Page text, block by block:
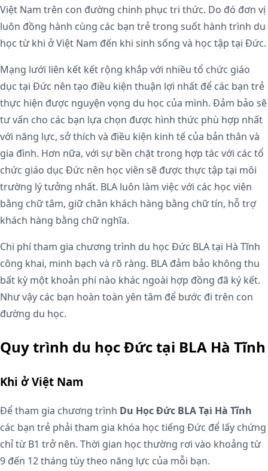
Việt Nam trên con đường chinh phục tri thức. Do đó đơn vị
luôn đồng hành cùng các bạn trẻ trong suốt hành trình du
học từ khi ở Việt Nam đến khi sinh sống và học tập tại Đức.
Mạng lưới liên kết kết rộng khắp với nhiều tổ chức giáo
dục tại Đức nên tạo điều kiện thuận lợi nhất để các bạn trẻ
thực hiện được nguyện vọng du học của mình. Đảm bảo sẽ
tư vấn cho các bạn lựa chọn được hình thức phù hợp nhất
với năng lực, sở thích và điều kiện kinh tế của bản thân và
gia đình. Hơn nữa, với sự bền chặt trong hợp tác với các tổ
chức giáo dục Đức nên học viên sẽ được thực tập tại môi
trường lý tưởng nhất. BLA luôn làm việc với các học viên
bằng chữ tâm, giữ chân khách hàng bằng chữ tín, hỗ trợ
khách hàng bằng chữ nghĩa.
Chi phí tham gia chương trình du học Đức BLA tại Hà Tĩnh
công khai, minh bạch và rõ ràng. BLA đảm bảo không thu
bất kỳ một khoản phí nào khác ngoài hợp đồng đã ký kết.
Như vậy các bạn hoàn toàn yên tâm để bước đi trên con
đường du học.
Quy trình du học Đức tại BLA Hà Tĩnh
Khi ở Việt Nam
Để tham gia chương trình Du Học Đức BLA Tại Hà Tĩnh
các bạn trẻ phải tham gia khóa học tiếng Đức để lấy chứng
chỉ từ B1 trở nên. Thời gian học thường rơi vào khoảng từ
9 đến 12 tháng tùy theo năng lực của mỗi bạn.